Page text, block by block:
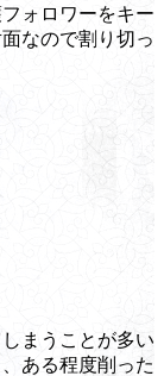
ォロワーをキー
なので割り切っ
まうことが多い
ある程度削った